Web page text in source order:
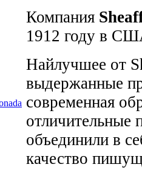
Компания
1912 году в
Найлучшее от
выдержанные
современная
отличительные
объединили в
качество